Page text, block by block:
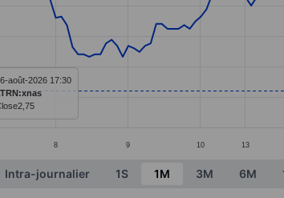
chart with 148 data points.
chart has 1 X axis displaying categories.
chart has 1 Y axis displaying values. Data
8 9 10 13
août-2026 17:30
2,75
of interactive chart.
Intra-journalier 1S 1M 3M 6M